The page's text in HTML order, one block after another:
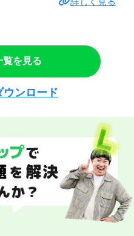
覧を見る
ウンロード